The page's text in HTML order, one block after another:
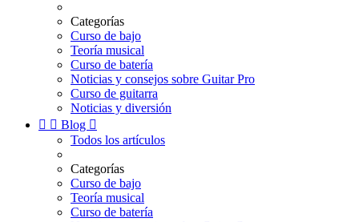
Categorías
Curso de bajo
Teoría musical
Curso de batería
Noticias y consejos sobre Guitar Pro
Curso de guitarra
Noticias y diversión
  Blog 
Todos los artículos
Categorías
Curso de bajo
Teoría musical
Curso de batería